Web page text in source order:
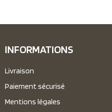
INFORMATIONS
Livraison
Paiement sécurisé
Mentions légales